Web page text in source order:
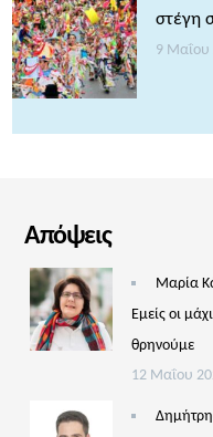
στέγη
9 Μαΐου
Απόψεις
Μαρία
Εμείς οι
θρηνούμε
12 Μαΐου